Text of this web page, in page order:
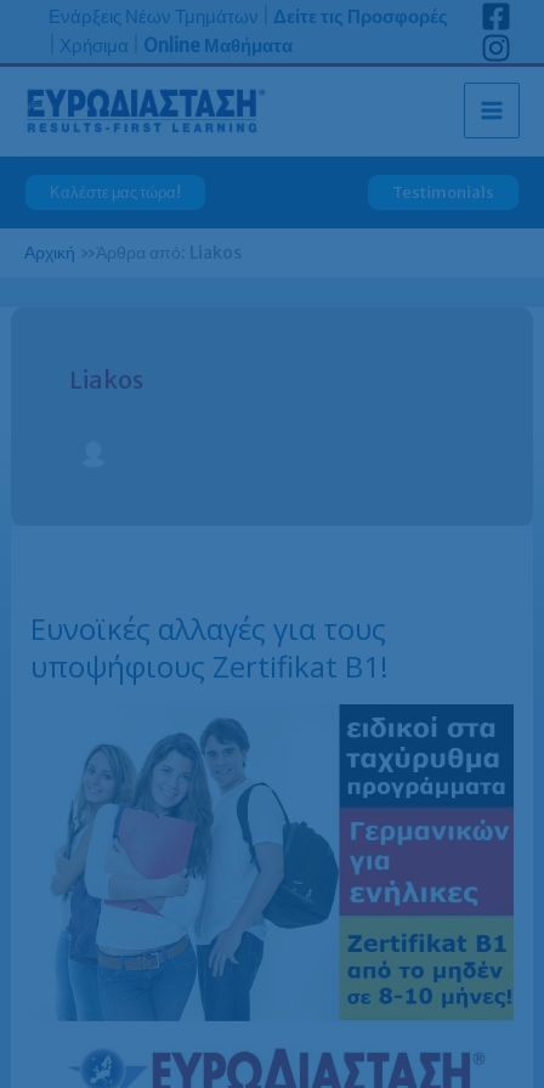
Μετάβαση
περιεχόμενο
Ενάρξεις Νέων Τμημάτων
Δείτε τις Προσφορές
Χρήσιμα Online Μαθήματα
Καλέστε μας τώρα! Testimonials
Αρχική »Άρθρα από: Liakos
Liakos
Ευνοϊκές αλλαγές για τους
υποψήφιους Zertifikat B1!